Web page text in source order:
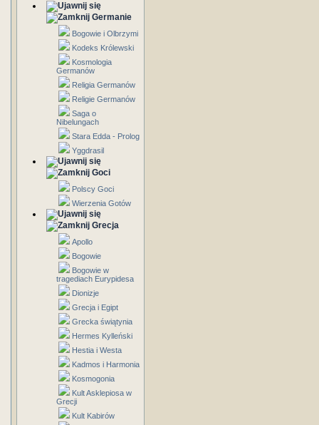
Germanie
Bogowie i Olbrzymi
Kodeks Królewski
Kosmologia
Germanów
Religia Germanów
Religie Germanów
Saga o
Nibelungach
Stara Edda - Prolog
Yggdrasil
Goci
Polscy Goci
Wierzenia Gotów
Grecja
Apollo
Bogowie
Bogowie w
tragediach Eurypidesa
Dionizje
Grecja i Egipt
Grecka świątynia
Hermes Kylleński
Hestia i Westa
Kadmos i Harmonia
Kosmogonia
Kult Asklepiosa w
Grecji
Kult Kabirów